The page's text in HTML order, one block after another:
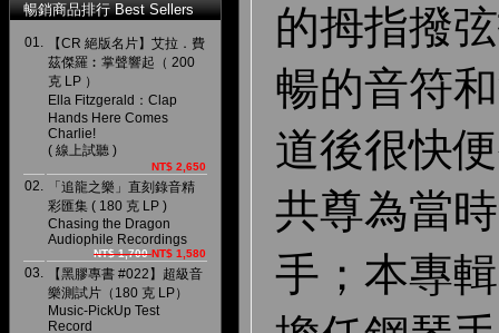
暢銷商品排行 Best Sellers
01.
【CR 絕版名片】艾拉．費
茲傑羅︰掌聲響起（ 200
克 LP ）
Ella Fitzgerald：Clap
Hands Here Comes
Charlie!
( 線上試聽 )
NT$ 2,650
02.
「追龍之樂」直刻錄音精
彩匯集 ( 180 克 LP )
Chasing the Dragon
Audiophile Recordings
NT$ 1,700NT$ 1,580
03.
【黑膠專書 #022】超級音
樂測試片（180 克 LP）
Music-PickUp Test
Record
的拇指撥
暢的音符
道後很快
共尊為當
手；本專